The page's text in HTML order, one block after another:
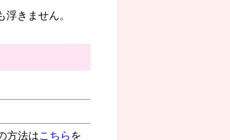
きません。
方法はこちら を